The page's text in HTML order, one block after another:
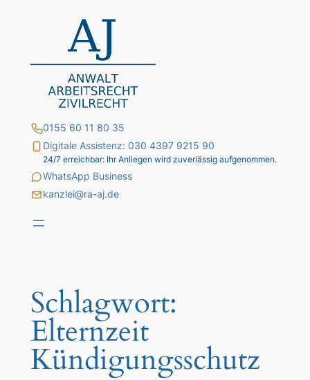
0155 60 11 80 35
Digitale Assistenz: 030 4397 9215 90
24/7 erreichbar: Ihr Anliegen wird zuverlässig aufgenommen.
WhatsApp Business
kanzlei@ra-aj.de
Schlagwort:
Elternzeit
Kündigungsschutz